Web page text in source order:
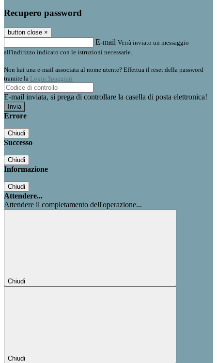
Recupero password
button close ×
E-mail Verrà inviato un messaggio
all'indirizzo indicato con le istruzioni necessarie.
Non hai una e-mail associata al nome utente? Effettua il reset della password
tramite la Login Spaggiari
E-mail inviata, si prega di controllare la casella di posta elettronica!
Errore
Chiudi
Successo
Chiudi
Informazione
Chiudi
Attendere...
Attendere il completamento dell'operazione...
Chiudi
Chiudi